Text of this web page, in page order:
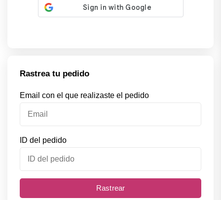
Rastrea tu pedido
Email con el que realizaste el pedido
ID del pedido
Rastrear